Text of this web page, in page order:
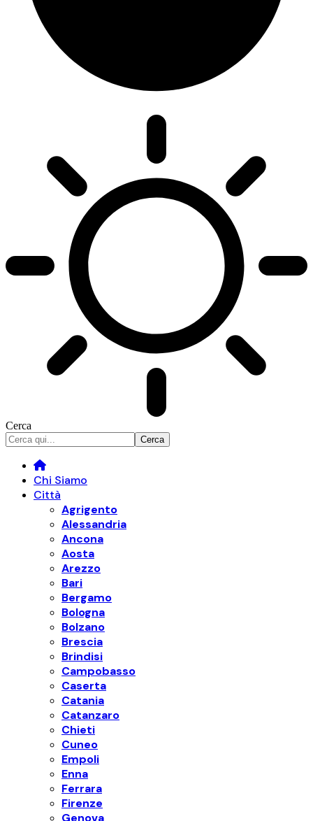
Cerca
Chi Siamo
Città
Agrigento
Alessandria
Ancona
Aosta
Arezzo
Bari
Bergamo
Bologna
Bolzano
Brescia
Brindisi
Campobasso
Caserta
Catania
Catanzaro
Chieti
Cuneo
Empoli
Enna
Ferrara
Firenze
Genova